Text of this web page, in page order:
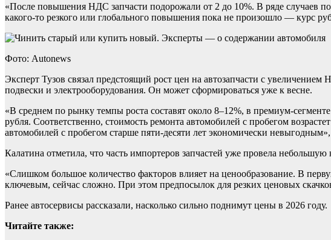
«После повышения НДС запчасти подорожали от 2 до 10%. В ряде случаев
какого-то резкого или глобального повышения пока не произошло — курс
Фото: Autonews
Эксперт Тузов связал предстоящий рост цен на автозапчасти с
подвески и электрооборудования. Он может сформироваться уже к весне.
«В среднем по рынку темпы роста составят около 8–12%, в премиум-
рубля. Соответственно, стоимость ремонта автомобилей с пробегом
автомобилей с пробегом старше пяти-десяти лет экономически
Калатина отметила, что часть импортеров запчастей уже провела
«Слишком большое количество факторов влияет на ценообразование. В
ключевым, сейчас сложно. При этом предпосылок для резких ценовых
Ранее автосервисы рассказали, насколько сильно поднимут цены в 2026 году.
Читайте также: